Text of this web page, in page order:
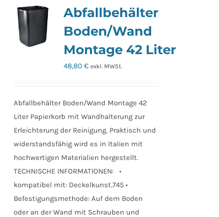
Abfallbehälter
Boden/Wand
Montage 42 Liter
48,80€ exkl. MWSt.
Abfallbehälter Boden/Wand Montage 42
Liter Papierkorb mit Wandhalterung zur
Erleichterung der Reinigung. Praktisch und
widerstandsfähig wird es in Italien mit
hochwertigen Materialien hergestellt.
TECHNISCHE INFORMATIONEN: •
kompatibel mit: Deckelkunst.745 •
Befestigungsmethode: Auf dem Boden
oder an der Wand mit Schrauben und